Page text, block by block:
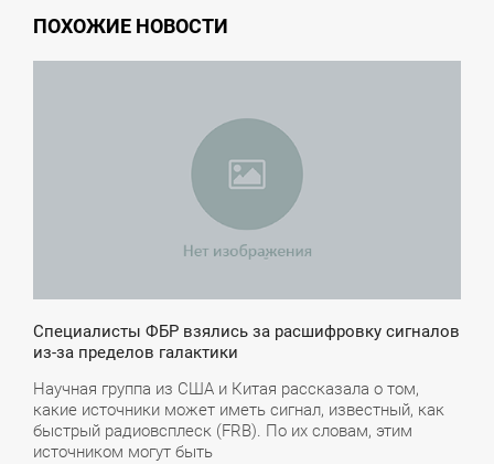
ПОХОЖИЕ НОВОСТИ
Специалисты ФБР взялись за расшифровку сигналов
из-за пределов галактики
Научная группа из США и Китая рассказала о том,
какие источники может иметь сигнал, известный, как
быстрый радиовсплеск (FRB). По их словам, этим
источником могут быть